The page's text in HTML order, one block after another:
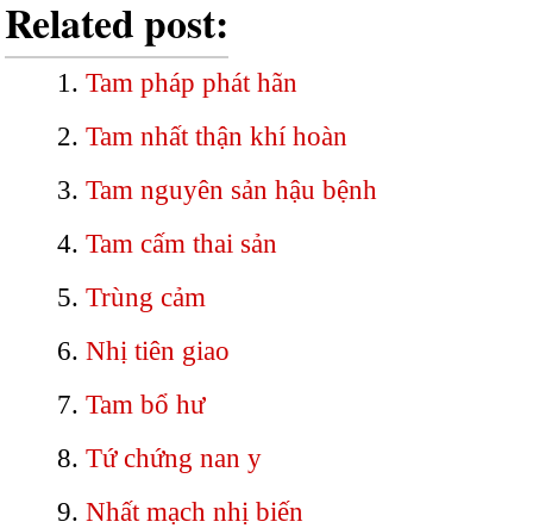
Related post:
Tam pháp phát hãn
Tam nhất thận khí hoàn
Tam nguyên sản hậu bệnh
Tam cấm thai sản
Trùng cảm
Nhị tiên giao
Tam bổ hư
Tứ chứng nan y
Nhất mạch nhị biến